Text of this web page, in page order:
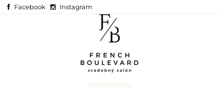
Facebook Instagram